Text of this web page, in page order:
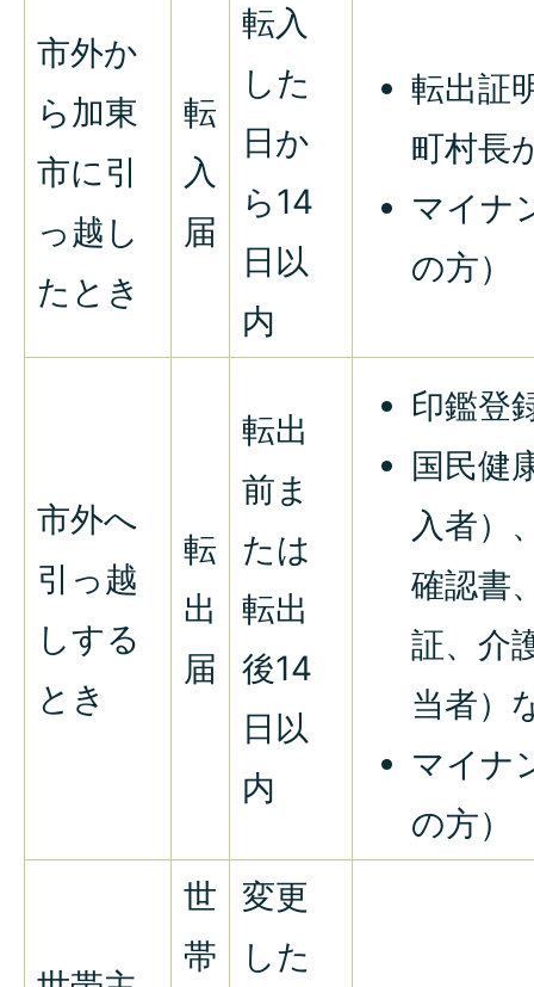
市外か
ら加東
市に引
っ越し
たとき
転
入
届
転入
した
日か
ら14
日以
内
転出証
町村長
マイナ
の方）
市外へ
引っ越
しする
とき
転
出
届
転出
前ま
たは
転出
後14
日以
内
印鑑登
国民健
入者）
確認書
証、介
当者）
マイナ
の方）
世
帯
変更
した